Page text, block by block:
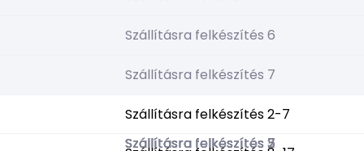
Szállításra felkészítés 6
Szállításra felkészítés 7
Szállításra felkészítés 2-7
Szállításra felkészítés 2
Szállításra felkészítés 3
Szállításra felkészítés 5
Szállításra felkészítés 7